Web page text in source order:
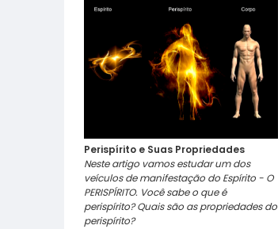
Perispírito e Suas Propriedades
Neste artigo vamos estudar um dos
veículos de manifestação do Espírito - O
PERISPÍRITO. Você sabe o que é
perispírito? Quais são as propriedades do
perispírito?